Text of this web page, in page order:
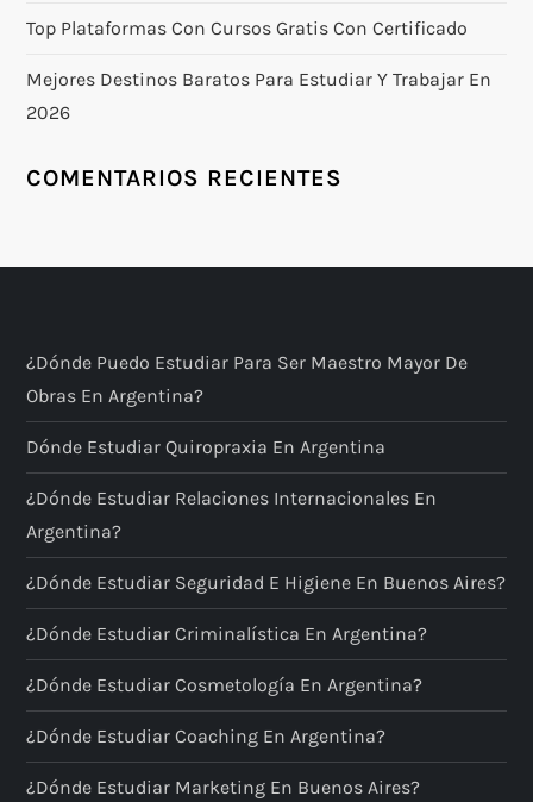
Top Plataformas Con Cursos Gratis Con Certificado
Mejores Destinos Baratos Para Estudiar Y Trabajar En
2026
COMENTARIOS RECIENTES
¿Dónde Puedo Estudiar Para Ser Maestro Mayor De
Obras En Argentina?
Dónde Estudiar Quiropraxia En Argentina
¿Dónde Estudiar Relaciones Internacionales En
Argentina?
¿Dónde Estudiar Seguridad E Higiene En Buenos Aires?
¿Dónde Estudiar Criminalística En Argentina?
¿Dónde Estudiar Cosmetología En Argentina?
¿Dónde Estudiar Coaching En Argentina?
¿Dónde Estudiar Marketing En Buenos Aires?